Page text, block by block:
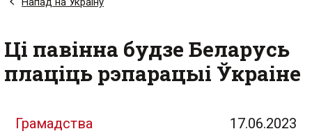
Ці павінна будзе Беларусь
плаціць рэпарацыі Ўкраіне
Грамадства 17.06.2023